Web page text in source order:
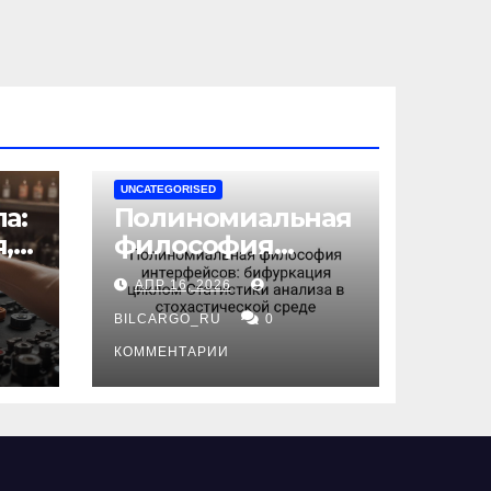
UNCATEGORISED
Полиномиальная
философия
интерфейсов:
бифуркация
циклом
Статистики
анализа в
среде
АПР 16, 2026
BILCARGO_RU 0
КОММЕНТАРИИ